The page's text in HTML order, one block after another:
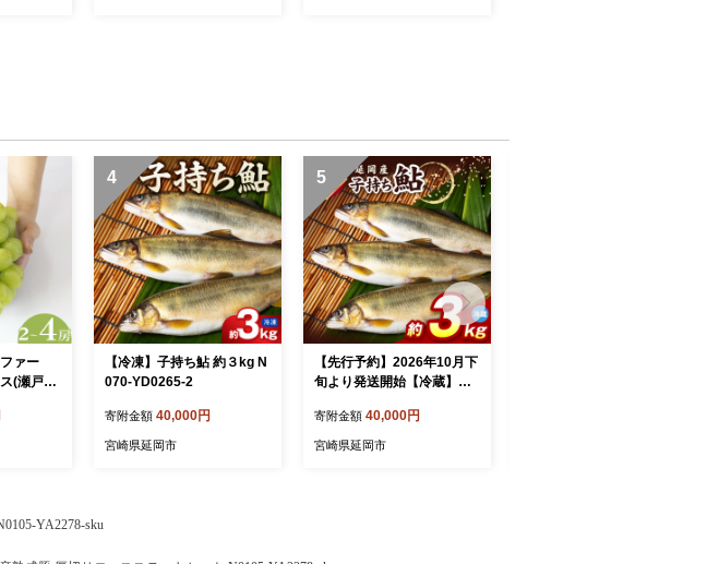
ァー
(瀬戸ジ
月発送
4
【冷凍】子持ち鮎 約３kg N
070-YD0265-2
寄附金額 40,000円
宮崎県延岡市
5
【先行予約】2026年10月下
旬より発送開始【冷蔵】子
-1
寄附金額 40,000円
宮崎県延岡市
YA2278-sku